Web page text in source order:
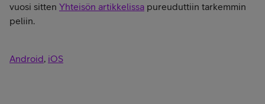
vuosi sitten Yhteisön artikkelissa pureuduttiin tarkemmin
peliin.
Android, iOS